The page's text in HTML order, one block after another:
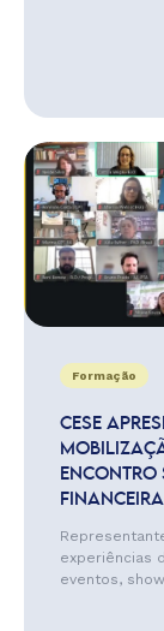
Formação
CESE
ENCONTRO
experiências
eventos,